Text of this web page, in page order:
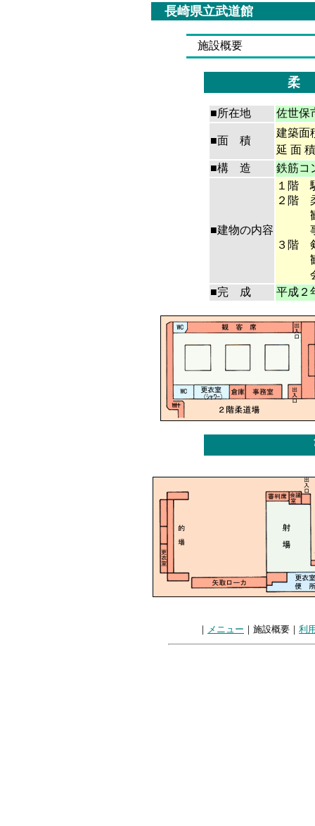
長崎県立武道館
施設概要
柔
■所在地 佐世保
■面 積
建築面
延 面
■構 造
鉄筋コ
■建物の内容
１階
２階
観客
事務
３階
観客
会議
■完 成
平成２
｜ メニュー ｜施設概要｜ 利